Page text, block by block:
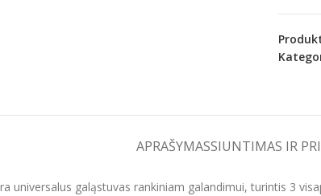
APRAŠYMASSIUNTIMAS IR
universalus galąstuvas rankiniam galandimui, turintis 3